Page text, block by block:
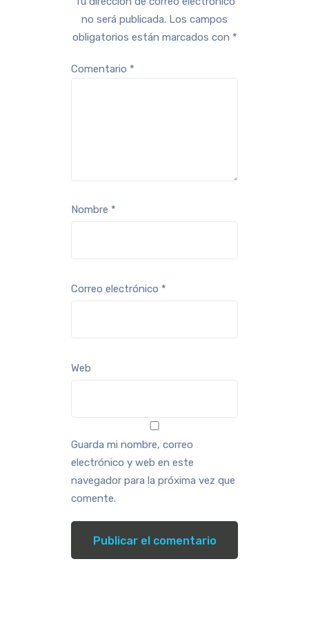
no será publicada. Los campos
obligatorios están marcados con *
Comentario *
Nombre *
Correo electrónico *
Web
Guarda mi nombre, correo
electrónico y web en este
navegador para la próxima vez que
comente.